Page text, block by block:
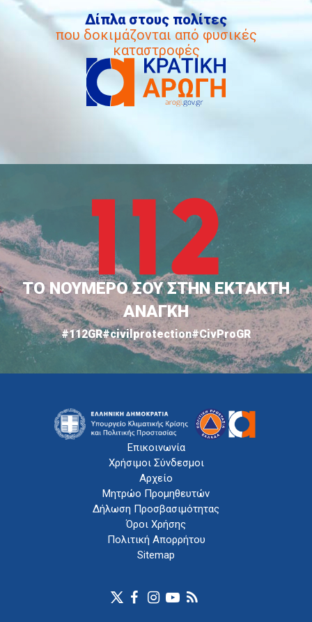
Δίπλα στους πολίτες
που δοκιμάζονται από φυσικές
καταστροφές
ΤΟ ΝΟΥΜΕΡΟ ΣΟΥ ΣΤΗΝ ΕΚΤΑΚΤΗ
ΑΝΑΓΚΗ
#112GR#civilprotection#CivProGR
Επικοινωνία
Χρήσιμοι Σύνδεσμοι
Αρχείο
Μητρώο Προμηθευτών
Δήλωση Προσβασιμότητας
Όροι Χρήσης
Πολιτική Απορρήτου
Sitemap